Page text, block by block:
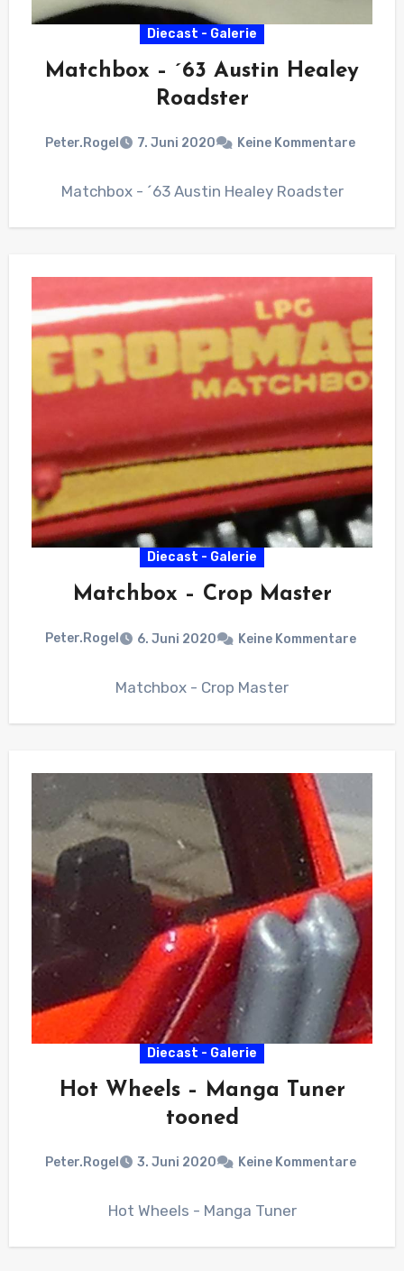
Diecast - Galerie
Matchbox – ´63 Austin Healey
Roadster
Peter.Rogel 7. Juni 2020 Keine Kommentare
Matchbox - ´63 Austin Healey Roadster
Diecast - Galerie
Matchbox – Crop Master
Peter.Rogel 6. Juni 2020 Keine Kommentare
Matchbox - Crop Master
Diecast - Galerie
Hot Wheels – Manga Tuner
tooned
Peter.Rogel 3. Juni 2020 Keine Kommentare
Hot Wheels - Manga Tuner